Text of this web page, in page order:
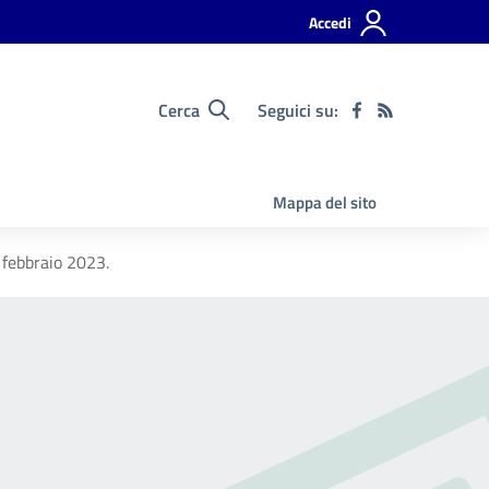
Accedi
Cerca Seguici su:
Mappa del sito
2023.